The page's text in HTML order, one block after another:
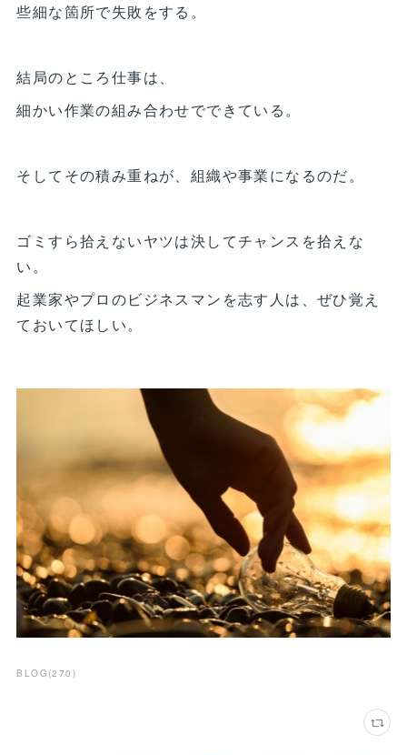
些細な箇所で失敗をする。
結局のところ仕事は、
細かい作業の組み合わせでできている。
そしてその積み重ねが、組織や事業になるのだ。
ゴミすら拾えないヤツは決してチャンスを拾えな
い。
起業家やプロのビジネスマンを志す人は、ぜひ覚え
ておいてほしい。
BLOG (270 )